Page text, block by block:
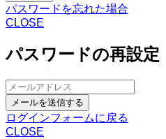
パスワードを忘れた場合
CLOSE
パスワードの再設定
メールを送信する
ログインフォームに戻る
CLOSE